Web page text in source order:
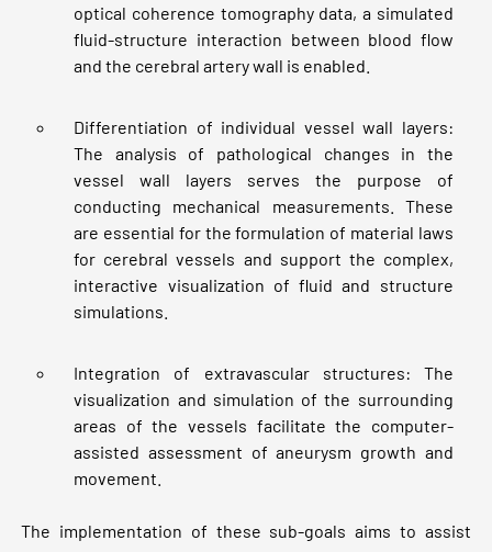
optical coherence tomography data, a simulated
fluid-structure interaction between blood flow
and the cerebral artery wall is enabled.
Differentiation of individual vessel wall layers:
The analysis of pathological changes in the
vessel wall layers serves the purpose of
conducting mechanical measurements. These
are essential for the formulation of material laws
for cerebral vessels and support the complex,
interactive visualization of fluid and structure
simulations.
Integration of extravascular structures: The
visualization and simulation of the surrounding
areas of the vessels facilitate the computer-
assisted assessment of aneurysm growth and
movement.
The implementation of these sub-goals aims to assist